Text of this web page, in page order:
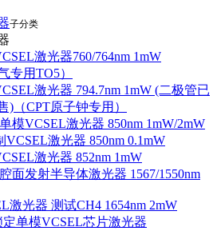
子分类
激光器760/764nm 1mW
专用TO5）
激光器 794.7nm 1mW (二极管已
)（CPT原子钟专用）
模VCSEL激光器 850nm 1mW/2mW
VCSEL激光器 850nm 0.1mW
激光器 852nm 1mW
面发射半导体激光器 1567/1550nm
激光器 测试CH4 1654nm 2mW
定单模VCSEL芯片激光器